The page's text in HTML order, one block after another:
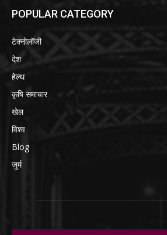
POPULAR CATEGORY
टेक्नोलॉजी
देश
हेल्थ
कृषि समाचार
खेल
विश्व
Blog
जुर्म